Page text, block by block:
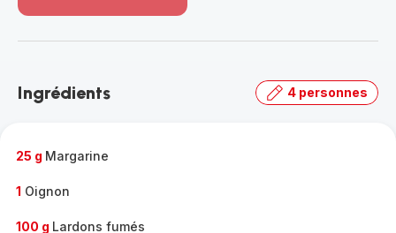
-
gamme
Ingrédients 4 personnes
25 g Margarine
1 Oignon
100 g Lardons fumés